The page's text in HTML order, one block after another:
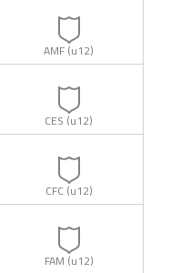
AMF (u12)
CES (u12)
CFC (u12)
FAM (u12)